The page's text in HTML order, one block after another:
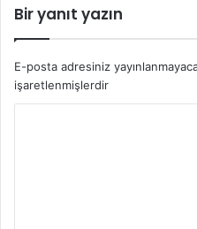
Bir yanıt yazın
E-posta adresiniz
işaretlenmişlerdir